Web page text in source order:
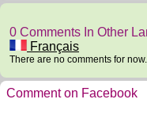
0 Comments In Other
Français
There are no comments for now.
Comment on Facebook